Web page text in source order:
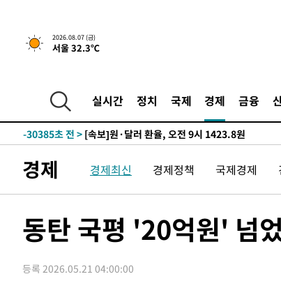
2026.08.07 (금)
서울 32.3℃
실시간 정치 국제 경제 금융
-16128초 전 >[속보] 뉴욕증시, 일제 하락 마감…나스닥
-30749초 전 >
[속보]경찰·노동부, HL만도 평택사업장 끼임 사
-30630초 전 >
압수수색
-30385초 전 > [속보]원·달러 환율, 오전 9시 1423.8원
-30167초 전 >
[속보]코스닥, 5.95포인트(0.74%) 상승한
-30135초 전 >[속보]코스피, 6300선 재탈환…1.09% 오른
태
-26598초 전 >입추에도 극한더위…서울 낮 39도 '폭염중대경보'
례 큰 폭발음
-20277초 전 >[속보]美, 폴리실리콘 수입 규제…파생제품 15%
경제 경제최신 경제정책 국제경제
동탄 국평 '20억원' 넘
등록 2026.05.21 04:00:00